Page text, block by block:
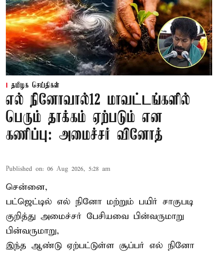
தமிழக செய்திகள்
எல் நினோவால்12 மாவட்டங்களில்
பெரும் தாக்கம் ஏற்படும் என
கணிப்பு: அமைச்சர் வினோத்
Published on: 06 Aug 2026, 5:28 am
சென்னை,
பட்ஜெட்டில் எல் நினோ மற்றும் பயிர் சாகுபடி
குறித்து அமைச்சர் பேசியவை பின்வருமாறு
பின்வருமாறு,
இந்த ஆண்டு ஏற்பட்டுள்ள சூப்பர் எல் நினோ